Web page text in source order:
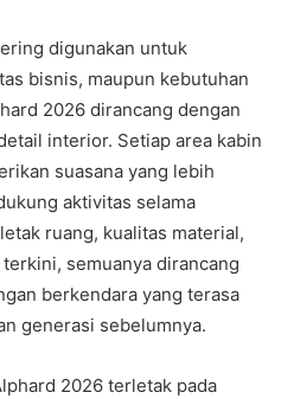
digunakan untuk
bisnis, maupun kebutuhan
2026 dirancang dengan
interior. Setiap area kabin
suasana yang lebih
aktivitas selama
ruang, kualitas material,
semuanya dirancang
berkendara yang terasa
generasi sebelumnya.
2026 terletak pada